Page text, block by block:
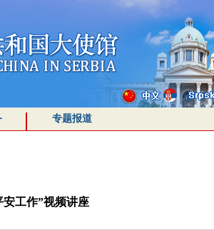
专题报道
工作”视频讲座